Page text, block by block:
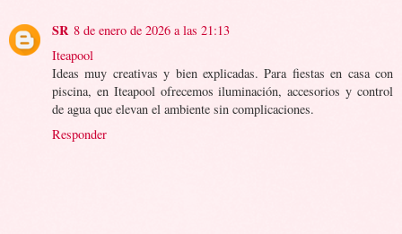
SR 8 de enero de 2026 a las 21:13
Iteapool
Ideas muy creativas y bien explicadas. Para fiestas en casa con
piscina, en Iteapool ofrecemos iluminación, accesorios y control
de agua que elevan el ambiente sin complicaciones.
Responder